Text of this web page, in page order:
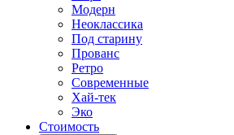
Модерн
Неоклассика
Под старину
Прованс
Ретро
Современные
Хай-тек
Эко
Стоимость